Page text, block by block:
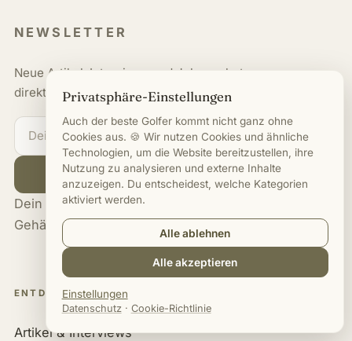
NEWSLETTER
Neue Artikel, Interviews und Jobangebote
direkt in dein Postfach.
Jetzt anmelden
Dein Wissensvorsprung für Karriere &
Gehälter im Golf-Business.
ENTDECKEN
Artikel & Interviews
Privatsphäre-Einstellungen
Auch der beste Golfer kommt nicht ganz ohne
Cookies aus. 🍪 Wir nutzen Cookies und ähnliche
Technologien, um die Website bereitzustellen, ihre
Nutzung zu analysieren und externe Inhalte
anzuzeigen. Du entscheidest, welche Kategorien
aktiviert werden.
Alle ablehnen
Alle akzeptieren
Einstellungen
Datenschutz· Cookie-Richtlinie